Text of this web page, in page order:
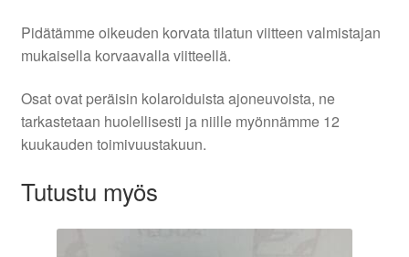
Pidätämme oikeuden korvata tilatun viitteen valmistajan
mukaisella korvaavalla viitteellä.
Osat ovat peräisin kolaroiduista ajoneuvoista, ne
tarkastetaan huolellisesti ja niille myönnämme 12
kuukauden toimivuustakuun.
Tutustu myös